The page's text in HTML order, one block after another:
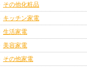
その他化粧品
キッチン家電
生活家電
美容家電
その他家電